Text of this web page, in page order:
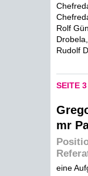
Rolf
Rudolf
SEITE 3
mr
eine